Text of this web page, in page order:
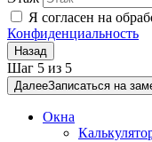
Я согласен на
Конфиденциальность
Назад
Шаг 5 из 5
ДалееЗаписаться на
Окна